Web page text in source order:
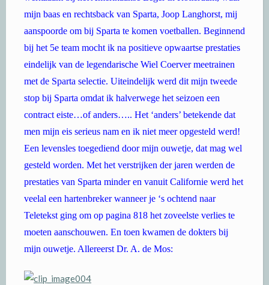
mijn baas en rechtsback van Sparta, Joop Langhorst, mij
aanspoorde om bij Sparta te komen voetballen. Beginnend
bij het 5e team mocht ik na positieve opwaartse prestaties
eindelijk van de legendarische Wiel Coerver meetrainen
met de Sparta selectie. Uiteindelijk werd dit mijn tweede
stop bij Sparta omdat ik halverwege het seizoen een
contract eiste…of anders….. Het ‘anders’ betekende dat
men mijn eis serieus nam en ik niet meer opgesteld werd!
Een levensles toegediend door mijn ouwetje, dat mag wel
gesteld worden. Met het verstrijken der jaren werden de
prestaties van Sparta minder en vanuit Californie werd het
veelal een hartenbreker wanneer je ‘s ochtend naar
Teletekst ging om op pagina 818 het zoveelste verlies te
moeten aanschouwen. En toen kwamen de dokters bij
mijn ouwetje. Allereerst Dr. A. de Mos: